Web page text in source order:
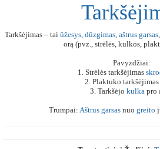
Tarkšėjimas – tai ūžesys, dūzgimas, aštrus garsas
orą (pvz., strėlės, kulkos,
Pavyzdžiai:
1. Strėlės tarkšėjimas
2. Plaktuko
3. Tarkšėjo kulka pro
Trumpai: Aštrus garsasnuo greito